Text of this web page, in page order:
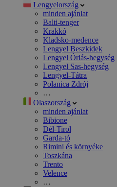
Lengyelország
minden ajánlat
Balti-tenger
Krakkó
Kladsko-medence
Lengyel Beszkidek
Lengyel Óriás-hegység
Lengyel Sas-hegység
Lengyel-Tátra
Polanica Zdrój
…
Olaszország
minden ajánlat
Bibione
Dél-Tirol
Garda-tó
Rimini és környéke
Toszkána
Trento
Velence
…